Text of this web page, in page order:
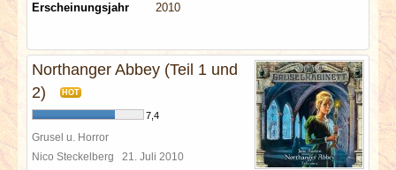
Erscheinungsjahr
2010
Northanger Abbey (Teil 1 und
2)
HOT
7,4
Grusel u. Horror
Nico Steckelberg 21. Juli 2010